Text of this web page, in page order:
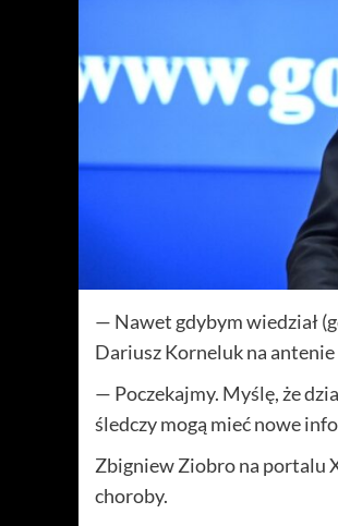
— Nawet gdybym wiedział
Dariusz Korneluk na
— Poczekajmy. Myślę, że
śledczy mogą mieć nowe
Zbigniew Ziobro na portalu
choroby.